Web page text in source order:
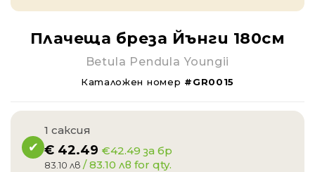
Плачеща бреза Йънги 180см
Betula Pendula Youngii
Каталожен номер #GR0015
1 саксия
€ 42.49 €42.49 за бр
83.10 лв / 83.10 лв for qty.